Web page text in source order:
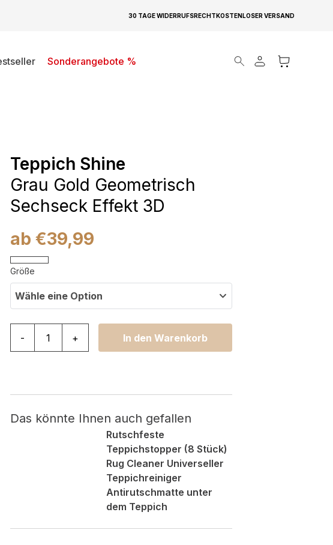
30 TAGE WIDERRUFSRECHTKOSTENLOSER VERSAND
Sonderangebote %
Products search
Teppich Shine
Grau Gold Geometrisch
Sechseck Effekt 3D
ab €39,99
Größe
Wähle eine Option
- + In den Warenkorb
Das könnte Ihnen auch gefallen
Rutschfeste
Teppichstopper (8 Stück)
Rug Cleaner Universeller
Teppichreiniger
Antirutschmatte unter
dem Teppich